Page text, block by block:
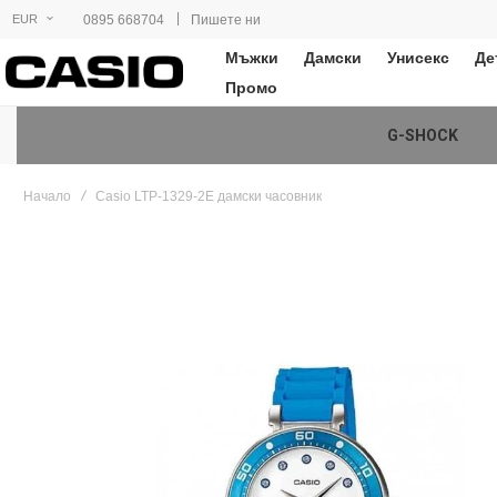
EUR 0895 668704 | Пишете ни
Мъжки Дамски Унисекс
Промо
G-SHOCK
Начало Casio LTP-1329-2E дамски часовник